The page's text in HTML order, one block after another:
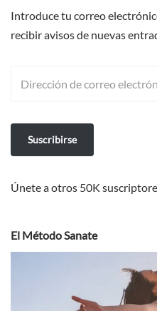
Introduce tu correo
recibir avisos de nuevas
Suscribirse
Únete a otros 50K
El Método Sanate